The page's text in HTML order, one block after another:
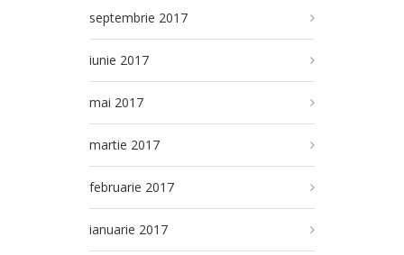
septembrie 2017
iunie 2017
mai 2017
martie 2017
februarie 2017
ianuarie 2017